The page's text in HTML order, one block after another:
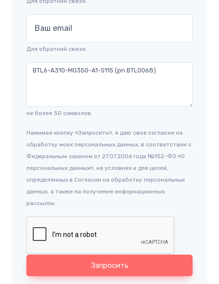
Ваш email
Для обратной связи.
не более 50 символов.
Нажимая кнопку «Запросить», я даю свое согласие на
обработку моих персональных данных, в соответствии с
Федеральным законом от 27.07.2006 года №152-ФЗ «О
персональных данных», на условиях и для целей,
определенных в Согласии на обработку персональных
данных, а также на получение информационных
рассылок.
Запросить